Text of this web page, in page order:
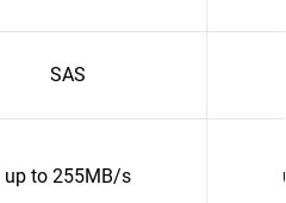
SAS
up to 255MB/s